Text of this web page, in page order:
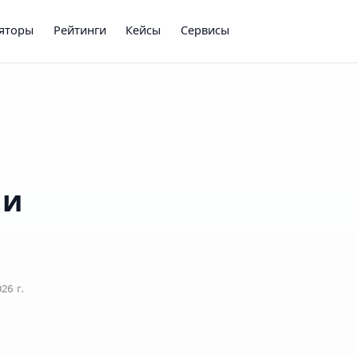
Рейтинги Кейсы Сервисы
г.